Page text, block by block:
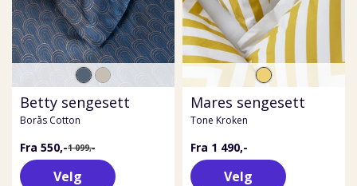
Betty sengesett
Borås Cotton
Fra 550,-1 099,-
Velg
Mares sengesett
Tone Kroken
Fra 1 490,-
Velg